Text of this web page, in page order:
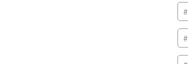
#
#